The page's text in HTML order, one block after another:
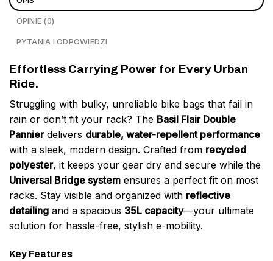
OPINIE (0)
PYTANIA I ODPOWIEDZI
Effortless Carrying Power for Every Urban
Ride.
Struggling with bulky, unreliable bike bags that fail in
rain or don’t fit your rack? The Basil Flair Double
Pannierdelivers durable, water-repellent performance
with a sleek, modern design. Crafted from recycled
polyester, it keeps your gear dry and secure while the
Universal Bridge system ensures a perfect fit on most
racks. Stay visible and organized with reflective
detailing and a spacious 35L capacity—your ultimate
solution for hassle-free, stylish e-mobility.
Key Features